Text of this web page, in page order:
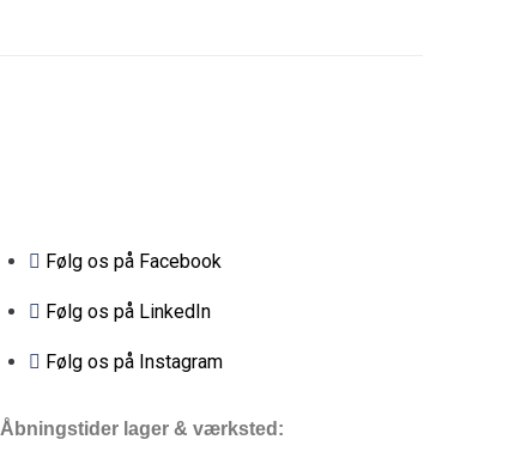
Følg os på Facebook
Følg os på LinkedIn
Følg os på Instagram
Åbningstider lager & værksted: